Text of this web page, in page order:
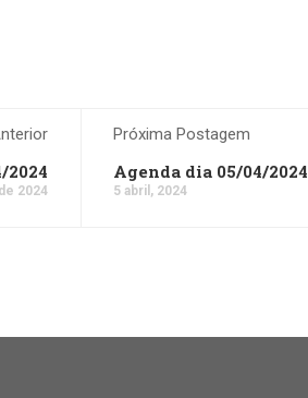
2024
2024
Próxima Postagem
Agenda dia 05/04/2024
5 abril, 2024